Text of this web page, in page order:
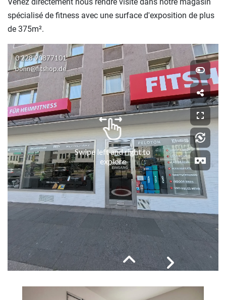
spécialisé de fitness avec une surface d'exposition de plus
de 375m².